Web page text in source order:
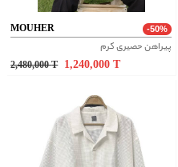
MOUHER -50%
پیراهن حصیری کرم
2,480,000 T 1,240,000